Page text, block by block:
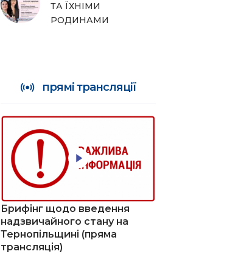
ТА ЇХНІМИ
РОДИНАМИ
прямі трансляції
Брифінг щодо введення
надзвичайного стану на
Тернопільщині (пряма
трансляція)